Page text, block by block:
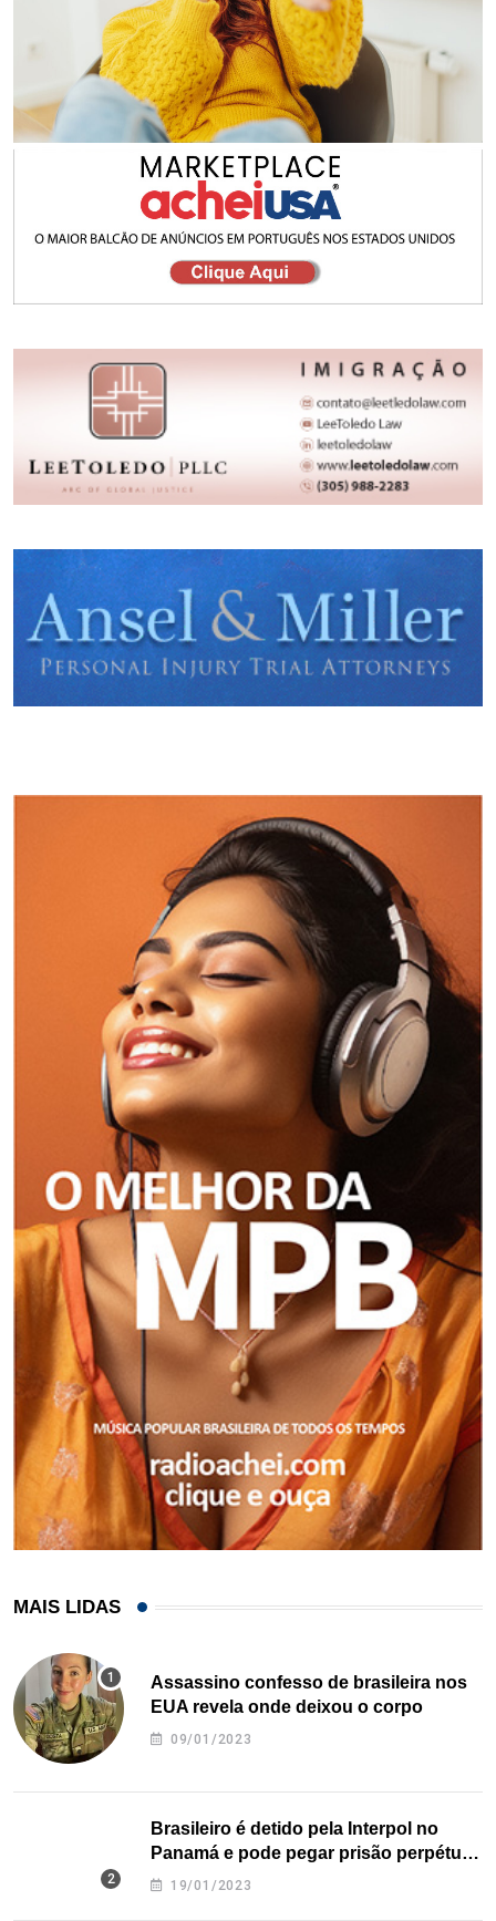
MAIS LIDAS
Assassino confesso de brasileira nos
EUA revela onde deixou o corpo
09/01/2023
Brasileiro é detido pela Interpol no
Panamá e pode pegar prisão perpétua
nos EUA
19/01/2023